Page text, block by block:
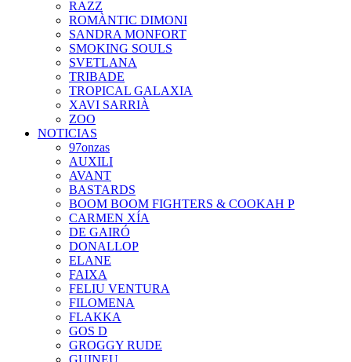
RAZZ
ROMÀNTIC DIMONI
SANDRA MONFORT
SMOKING SOULS
SVETLANA
TRIBADE
TROPICAL GALAXIA
XAVI SARRIÀ
ZOO
NOTICIAS
97onzas
AUXILI
AVANT
BASTARDS
BOOM BOOM FIGHTERS & COOKAH P
CARMEN XÍA
DE GAIRÓ
DONALLOP
ELANE
FAIXA
FELIU VENTURA
FILOMENA
FLAKKA
GOS D
GROGGY RUDE
GUINEU